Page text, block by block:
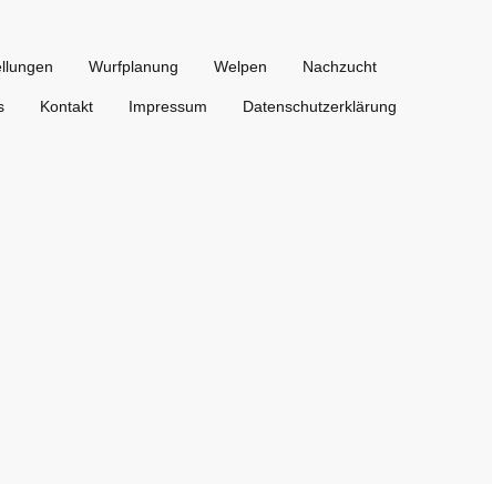
Wurfplanung Welpen Nachzucht
Kontakt Impressum Datenschutzerklärung